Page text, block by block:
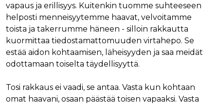
vapaus ja erillisyys. Kuitenkin tuomme suhteeseen
helposti menneisyytemme haavat, velvoitamme
toista ja takerrumme häneen - silloin rakkautta
kuormittaa tiedostamattomuuden virtahepo. Se
estää aidon kohtaamisen, läheisyyden ja saa meidät
odottamaan toiselta täydellisyyttä.
Tosi rakkaus ei vaadi, se antaa. Vasta kun kohtaan
omat haavani, osaan päästää toisen vapaaksi. Vasta